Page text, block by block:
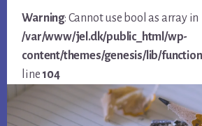
Warning: Cannot use bool as array in
/var/www/jel.dk/public_html/wp-
content/themes/genesis/lib/
line 104